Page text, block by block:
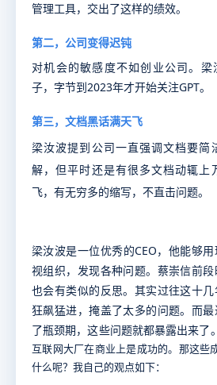
管理工具，交出了这样的绩效。
第二，公司变得迟钝
对机会的敏感度不如创业公司。梁
子，字节到2023年才开始关注GPT。
第三，文档黑话满天飞
梁汝波提到公司一直强调文档要简
解，但平时还是有很多文档动辄上
飞，有无穷多的缩写，不直击问题。
梁汝波是一位优秀的CEO，他能够
视组织，发现各种问题。蔡崇信前段
也会有类似的反思。其实过往这十
狂飙猛进，掩盖了太多的问题。而
了瓶颈期，这些问题就都暴露出来了。
互联网大厂在商业上是成功的。那这些
什么呢？我自己的观点如下：